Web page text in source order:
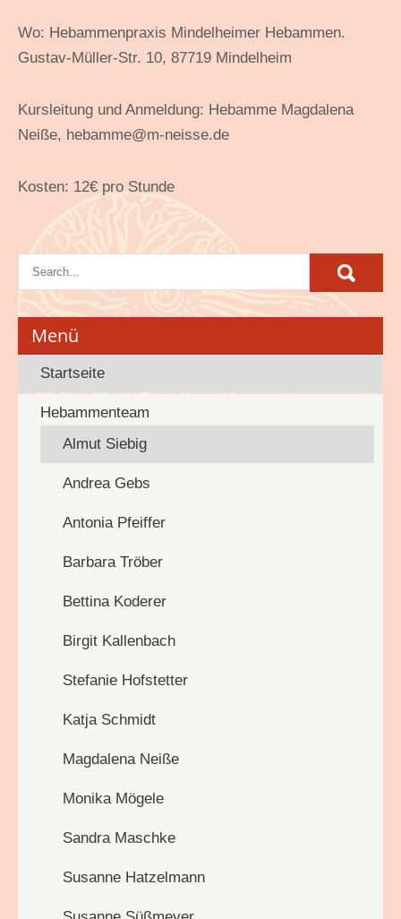
Wo: Hebammenpraxis Mindelheimer Hebammen.
Gustav-Müller-Str. 10, 87719 Mindelheim
Kursleitung und Anmeldung: Hebamme Magdalena
Neiße, hebamme@m-neisse.de
Kosten: 12€ pro Stunde
Menü
Startseite
Hebammenteam
Almut Siebig
Andrea Gebs
Antonia Pfeiffer
Barbara Tröber
Bettina Koderer
Birgit Kallenbach
Stefanie Hofstetter
Katja Schmidt
Magdalena Neiße
Monika Mögele
Sandra Maschke
Susanne Hatzelmann